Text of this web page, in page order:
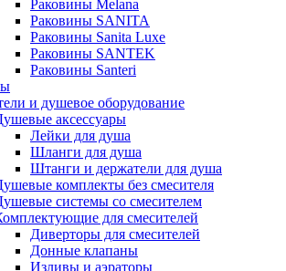
Раковины Melana
Раковины SANITA
Раковины Sanita Luxe
Раковины SANTEK
Раковины Santeri
и душевое оборудование
аксессуары
Лейки для душа
Шланги для душа
Штанги и держатели для душа
комплекты без смесителя
системы со смесителем
для смесителей
Диверторы для смесителей
Донные клапаны
Изливы и аэраторы